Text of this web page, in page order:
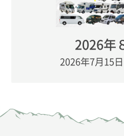
2026年
2026年7月15